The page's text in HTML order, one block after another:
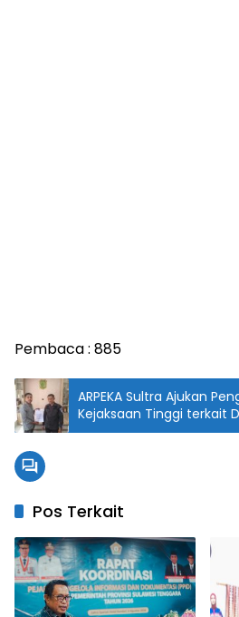
Pembaca : 885
ARPEKA Sultra Ajukan
Kejaksaan Tinggi terkait
Negara dari Material
Pos Terkait